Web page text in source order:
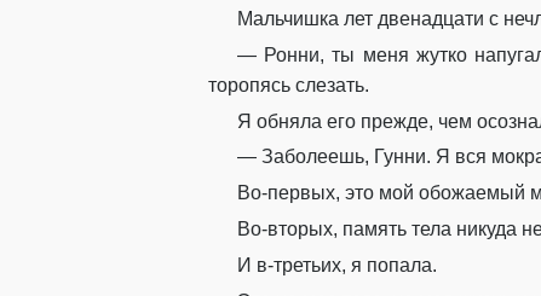
Мальчишка лет двенадцати с
— Ронни, ты меня жутко
торопясь слезать.
Я обняла его прежде, чем
— Заболеешь, Гунни. Я вся
Во-первых, это мой обожаемый
Во-вторых, память тела никуда
И в-третьих, я попала.